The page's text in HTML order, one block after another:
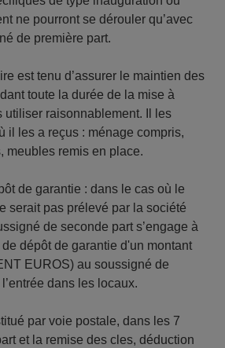
ne pourront se dérouler qu’avec
de première part.
est tenu d’assurer le maintien des
toute la durée de la mise à
utiliser raisonnablement. Il les
il les a reçus : ménage compris,
meubles remis en place.
de garantie : dans le cas où le
serait pas prélevé par la société
de seconde part s’engage à
dépôt de garantie d'un montant
EUROS) au soussigné de
dans les locaux.
par voie postale, dans les 7
et la remise des cles, déduction